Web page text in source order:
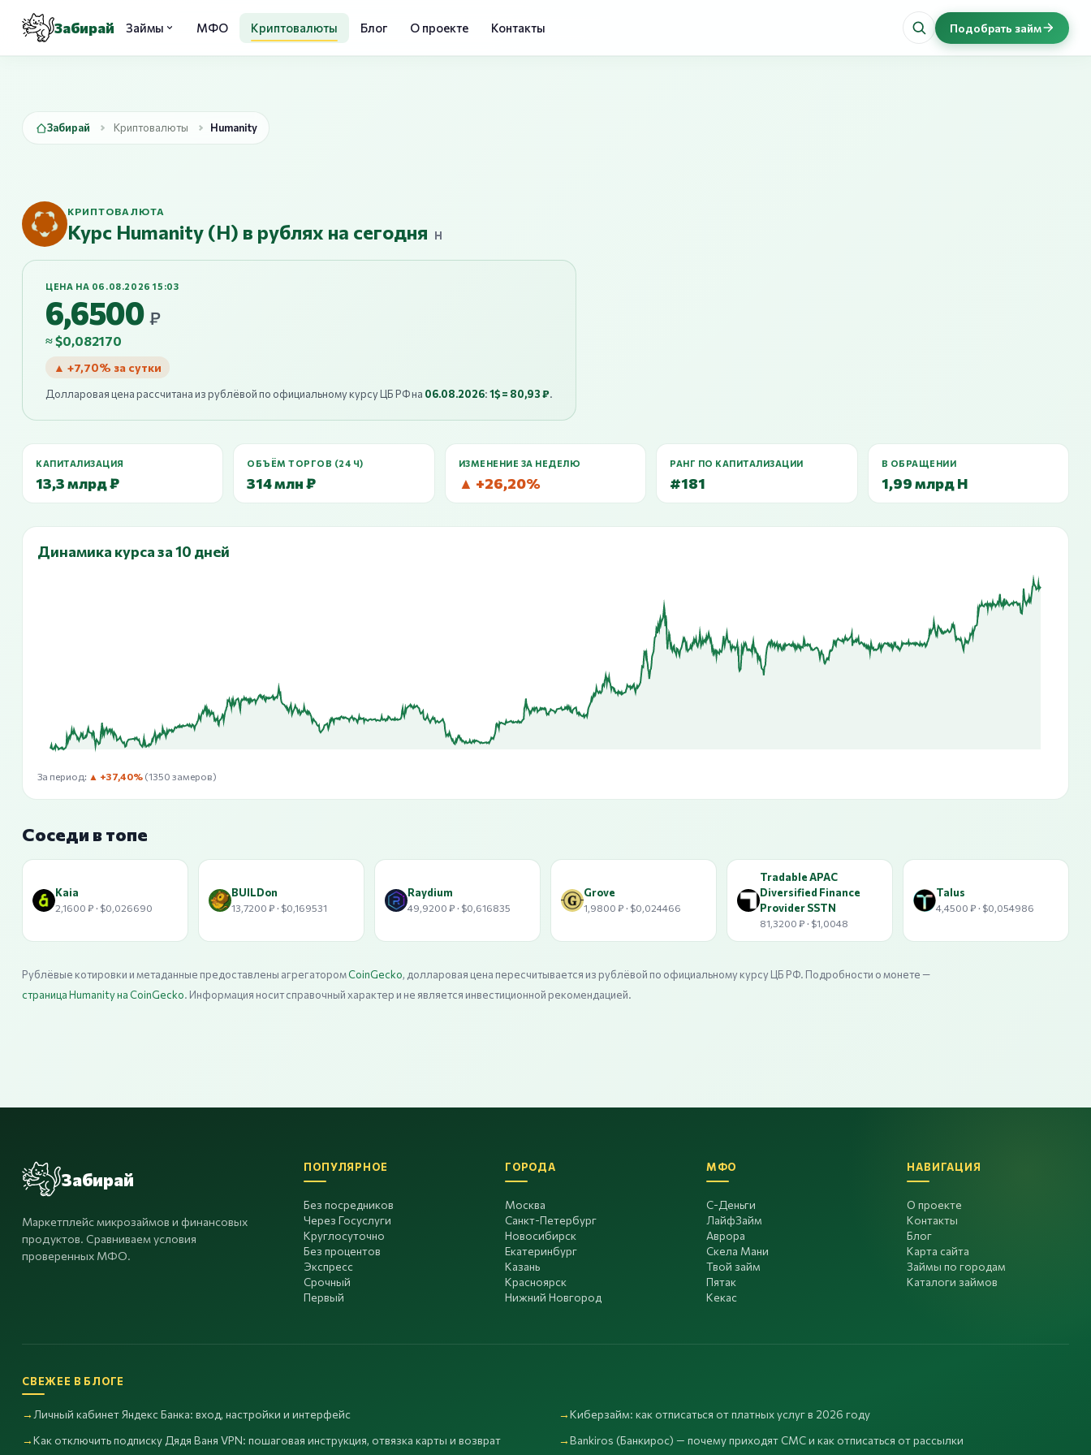
Забирай Займы МФО Криптовалюты Блог О проекте Контакты Подобрать займ
Забирай Криптовалюты Humanity
КРИПТОВАЛЮТА
Курс Humanity (H) в рублях на сегодня H
ЦЕНА НА 06.08.2026 15:03
6,6500 ₽
≈ $0,082170
▲ +7,70% за сутки
Долларовая цена рассчитана из рублёвой по официальному курсу ЦБ РФ на 06.08.2026:1$ = 80,93 ₽.
КАПИТАЛИЗАЦИЯ
13,3 млрд ₽
ОБЪЁМ ТОРГОВ (24 Ч)
314 млн ₽
ИЗМЕНЕНИЕ ЗА НЕДЕЛЮ
▲ +26,20%
РАНГ ПО КАПИТАЛИЗАЦИИ
#181
В ОБРАЩЕНИИ
1,99 млрд H
Динамика курса за 10 дней
За период: ▲ +37,40% (1350 замеров)
Соседи в топе
Kaia
2,1600 ₽ · $0,026690
BUILDon
13,7200 ₽ · $0,169531
Raydium
49,9200 ₽ · $0,616835
Grove
1,9800 ₽ · $0,024466
Tradable APAC
Diversified Finance
Provider SSTN
81,3200 ₽ · $1,0048
Talus
4,4500 ₽ · $0,054986
Рублёвые котировки и метаданные предоставлены агрегаторомCoinGecko, долларовая цена пересчитывается из рублёвой по официальному курсу ЦБ РФ. Подробности о монете —
страница Humanity на CoinGecko. Информация носит справочный характер и не является инвестиционной рекомендацией.
Забирай
Маркетплейс микрозаймов и финансовых
продуктов. Сравниваем условия
проверенных МФО.
ПОПУЛЯРНОЕ
Без посредников
Через Госуслуги
Круглосуточно
Без процентов
Экспресс
Срочный
Первый
ГОРОДА
Москва
Санкт-Петербург
Новосибирск
Екатеринбург
Казань
Красноярск
Нижний Новгород
МФО
С-Деньги
ЛайфЗайм
Аврора
Скела Мани
Твой займ
Пятак
Кекас
НАВИГАЦИЯ
О проекте
Контакты
Блог
Карта сайта
Займы по городам
Каталоги займов
СВЕЖЕЕ В БЛОГЕ
Личный кабинет Яндекс Банка: вход, настройки и интерфейс
Киберзайм: как отписаться от платных услуг в 2026 году
Как отключить подписку Дядя Ваня VPN: пошаговая инструкция, отвязка карты и возврат
Bankiros (Банкирос) — почему приходят СМС и как отписаться от рассылки